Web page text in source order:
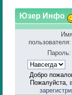
Юзер Инфо
пользователя:
Пароль:
Добро
Пожалуйста,